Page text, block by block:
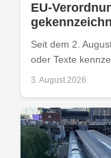
EU-
Seit dem 2.
oder Texte
3. August 2026